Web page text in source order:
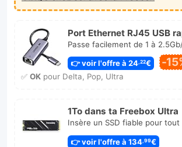
Port Ethernet RJ45 USB
Passe facilement de 1 à
👉 voir l'offre à 24 ,22€ -
✅ OKpour Delta, Pop, Ultra
1To dans ta Freebox Ultra
Insère un SSD fiable pour tout
👉 voir l'offre à 134 ,99€